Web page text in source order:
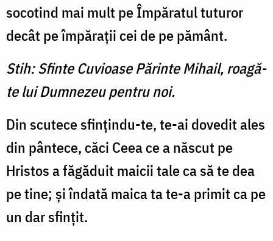
socotind mai mult pe Împăratul tuturor
decât pe împăraţii cei de pe pământ.
Stih: Sfinte Cuvioase Părinte Mihail, roagă-
te lui Dumnezeu pentru noi.
Din scutece sfinţindu-te, te-ai dovedit ales
din pântece, căci Ceea ce a născut pe
Hristos a făgăduit maicii tale ca să te dea
pe tine; şi îndată maica ta te-a primit ca pe
un dar sfinţit.